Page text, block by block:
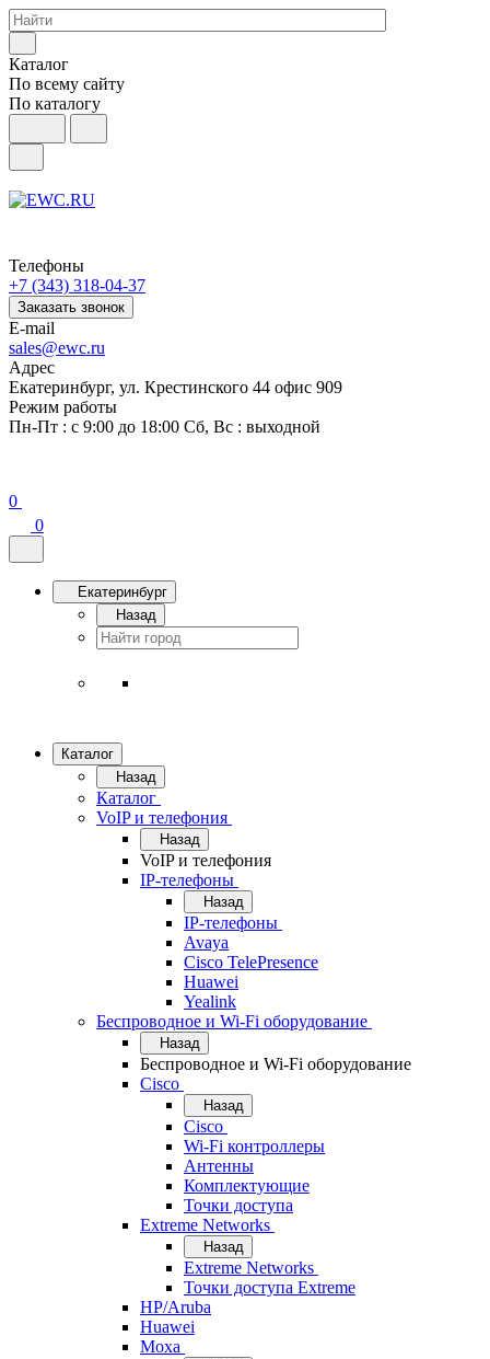
Каталог
По всему сайту
По каталогу
Телефоны
+7 (343) 318-04-37
Заказать звонок
E-mail
sales@ewc.ru
Адрес
Екатеринбург, ул. Крестинского 44 офис 909
Режим работы
Пн-Пт : с 9:00 до 18:00 Сб, Вс : выходной
0
0
Екатеринбург
Назад
Каталог
Назад
Каталог
VoIP и телефония
Назад
VoIP и телефония
IP-телефоны
Назад
IP-телефоны
Avaya
Cisco TelePresence
Huawei
Yealink
Беспроводное и Wi-Fi оборудование
Назад
Беспроводное и Wi-Fi оборудование
Cisco
Назад
Cisco
Wi-Fi контроллеры
Антенны
Комплектующие
Точки доступа
Extreme Networks
Назад
Extreme Networks
Точки доступа Extreme
HP/Aruba
Huawei
Moxa